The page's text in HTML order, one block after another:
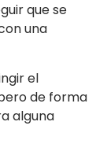
que se
una
el
de forma
alguna